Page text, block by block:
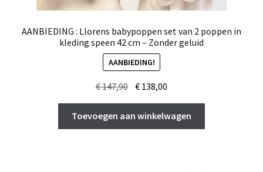
AANBIEDING : Llorens babypoppen set van 2 poppen in
kleding speen 42 cm – Zonder geluid
AANBIEDING!
€147,90 Oorspronkelijke
was:
€ 147,90.
€ 138,00
is:
€ 138,00.
Toevoegen aan winkelwagen